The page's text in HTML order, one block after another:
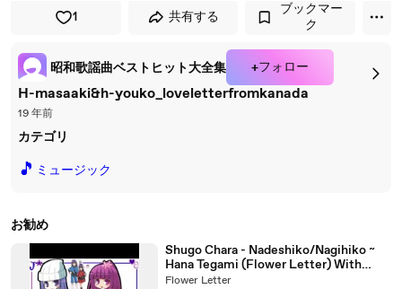
1 共有する
ブックマー
ク
昭和歌謡曲ベストヒット大全集 +フォロー
H-masaaki&h-youko_loveletterfromkanada
19 年前
カテゴリ
🎵 ミュージック
お勧め
Shugo Chara - Nadeshiko/Nagihiko ~
Hana Tegami (Flower Letter) With
English Lyrics
Flower Letter